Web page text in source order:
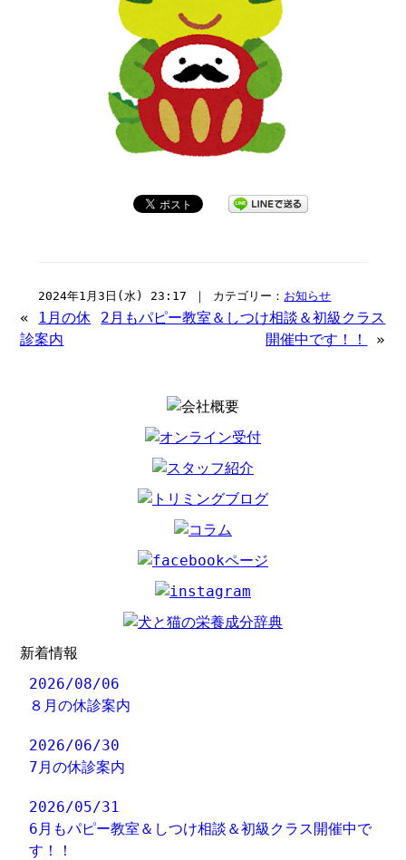
2024年1月3日(水) 23:17 ｜ カテゴリー： お知らせ
« 1月の休
診案内
2月もパピー教室＆しつけ相談＆初級クラス
開催中です！！
»
新着情報
2026/08/06
８月の休診案内
2026/06/30
7月の休診案内
2026/05/31
6月もパピー教室＆しつけ相談＆初級クラス開催中で
す！！